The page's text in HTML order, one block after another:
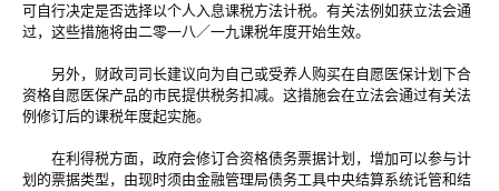
可自行决定是否选择以个人入息课税方法计税。有关法例如获立法会通
过，这些措施将由二零一八／一九课税年度开始生效。
另外，财政司司长建议向为自己或受养人购买在自愿医保计划下合
资格自愿医保产品的市民提供税务扣减。这措施会在立法会通过有关法
例修订后的课税年度起实施。
在利得税方面，政府会修订合资格债务票据计划，增加可以参与计
划的票据类型，由现时须由金融管理局债务工具中央结算系统讬管和结